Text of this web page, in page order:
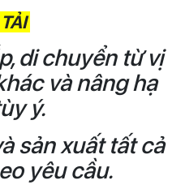
di chuyển từ vị
và nâng hạ
ý.
sản xuất tất cả
yêu cầu.